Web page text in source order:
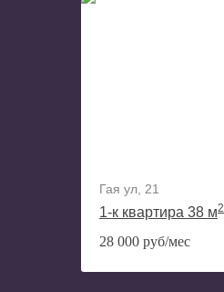
Гая ул, 21
1-к квартира 38 м2
28 000 руб/мес